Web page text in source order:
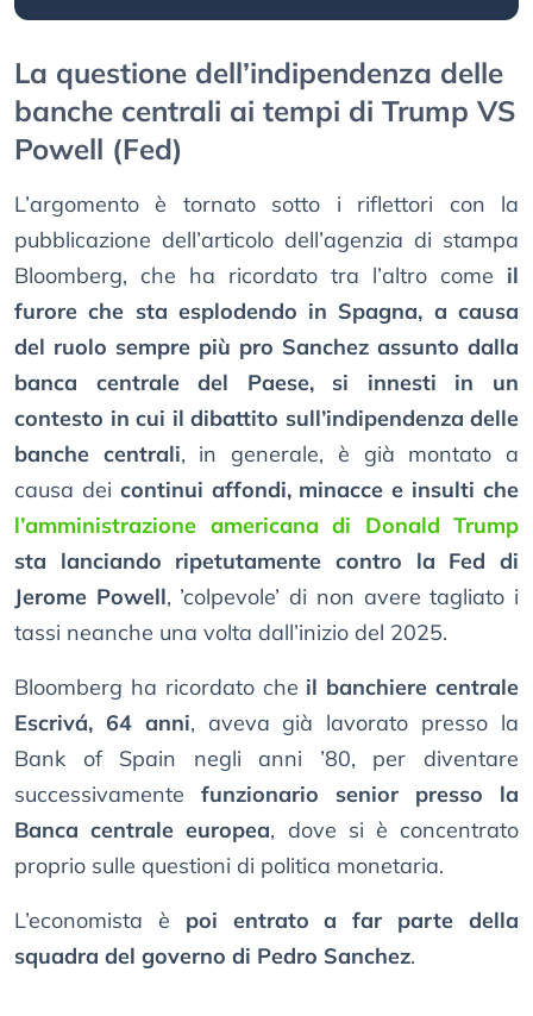
La questione dell’indipendenza delle
banche centrali ai tempi di Trump VS
Powell (Fed)
L’argomento è tornato sotto i riflettori con la
pubblicazione dell’articolo dell’agenzia di stampa
Bloomberg, che ha ricordato tra l’altro come il
furore che sta esplodendo in Spagna, a causa
del ruolo sempre più pro Sanchez assunto dalla
banca centrale del Paese, si innesti in un
contesto in cui il dibattito sull’indipendenza delle
banche centrali, in generale, è già montato a
causa dei continui affondi, minacce e insulti che
l’amministrazione americana di Donald Trump
sta lanciando ripetutamente contro la Fed di
Jerome Powell, ’colpevole’ di non avere tagliato i
tassi neanche una volta dall’inizio del 2025.
Bloomberg ha ricordato che il banchiere centrale
Escrivá, 64 anni, aveva già lavorato presso la
Bank of Spain negli anni ’80, per diventare
successivamente funzionario senior presso la
Banca centrale europea, dove si è concentrato
proprio sulle questioni di politica monetaria.
L’economista è poi entrato a far parte della
squadra del governo di Pedro Sanchez.